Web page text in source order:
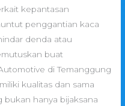
kepantasan
penggantian kaca
denda atau
buat
di Temanggung
kualitas dan sama
bukan hanya bijaksana